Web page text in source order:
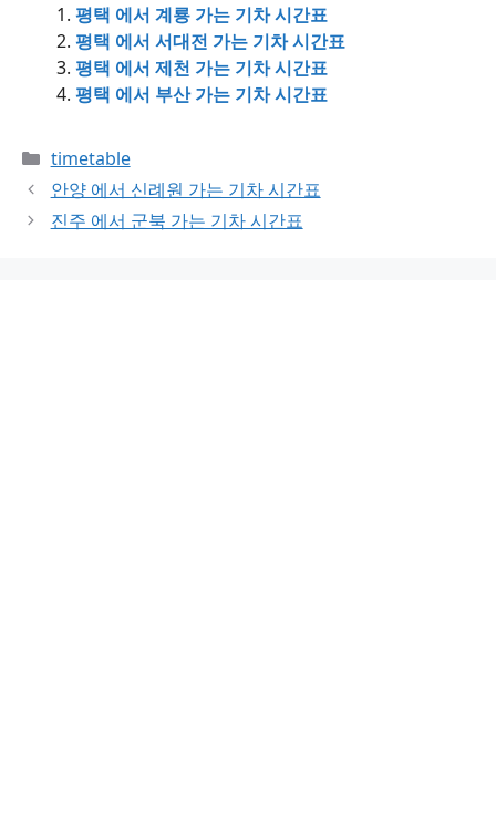
평택 에서 계룡 가는 기차 시간표
평택 에서 서대전 가는 기차 시간표
평택 에서 제천 가는 기차 시간표
평택 에서 부산 가는 기차 시간표
Categories
timetable
안양 에서 신례원 가는 기차 시간표
진주 에서 군북 가는 기차 시간표